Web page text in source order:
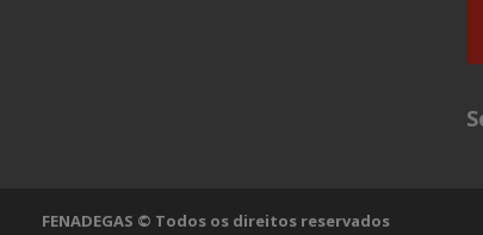
FENADEGAS © Todos os direitos reservados